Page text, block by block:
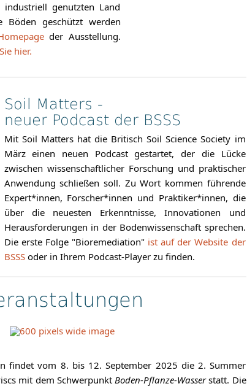
genutzten Land
geschützt werden
der Ausstellung.
hier.
Soil Matters -
neuer Podcast der BSSS
Mit Soil Matters hat die Britisch Soil Science Society im
März einen neuen Podcast gestartet, der die Lücke
zwischen wissenschaftlicher Forschung und praktischer
Anwendung schließen soll. Zu Wort kommen führende
Expert*innen, Forscher*innen und Praktiker*innen, die
über die neuesten Erkenntnisse, Innovationen und
Herausforderungen in der Bodenwissenschaft sprechen.
Die erste Folge "Bioremediation" ist auf der Website der
BSSSoder in Ihrem Podcast-Player zu finden.
findet vom 8. bis 12. September 2025 die 2. Summer
mit dem SchwerpunktBoden-Pflanze-Wasserstatt. Die